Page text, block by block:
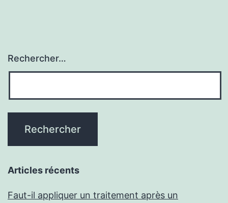
Rechercher…
Articles récents
Faut-il appliquer un traitement après un